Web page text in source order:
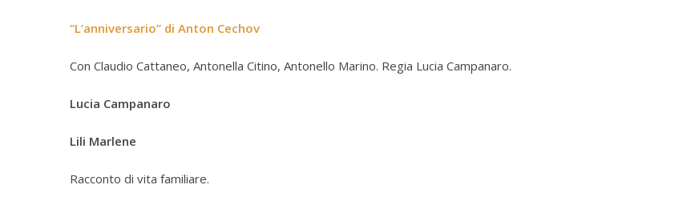
“L’anniversario” di Anton Cechov
Con Claudio Cattaneo, Antonella Citino, Antonello Marino. Regia Lucia Campanaro.
Lucia Campanaro
Lili Marlene
Racconto di vita familiare.